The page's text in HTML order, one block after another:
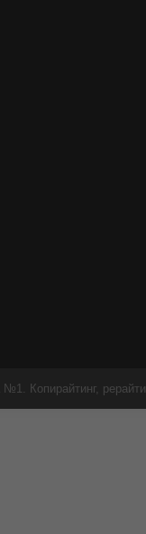
Копирайтинг,